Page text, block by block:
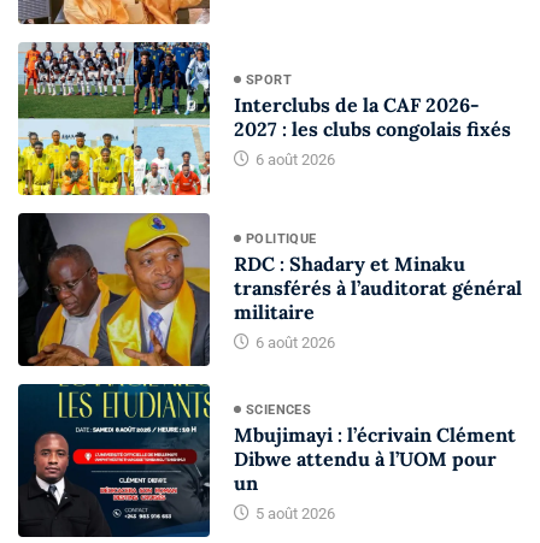
SPORT
Interclubs de la CAF 2026-
2027 : les clubs congolais fixés
6 août 2026
POLITIQUE
RDC : Shadary et Minaku
transférés à l’auditorat général
militaire
6 août 2026
SCIENCES
Mbujimayi : l’écrivain Clément
Dibwe attendu à l’UOM pour
un
5 août 2026